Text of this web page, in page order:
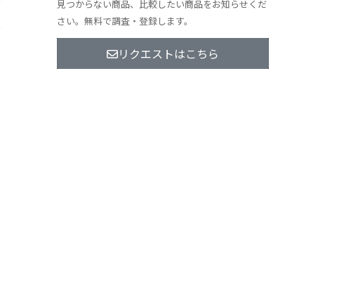
見つからない商品、比較したい商品をお知らせくだ
さい。無料で調査・登録します。
リクエストはこちら